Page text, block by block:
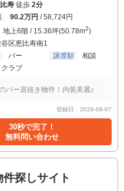
寿 徒歩 2分
90.2万円 / 58,724円
地上6階 / 15.36坪(50.78m2)
区恵比寿南1
バー 譲渡額
相談
ラブ
ー居抜き物件！内装美麗♪
登録日：2026-08-07
30秒で完了！
無料問い合わせ
探しサイト